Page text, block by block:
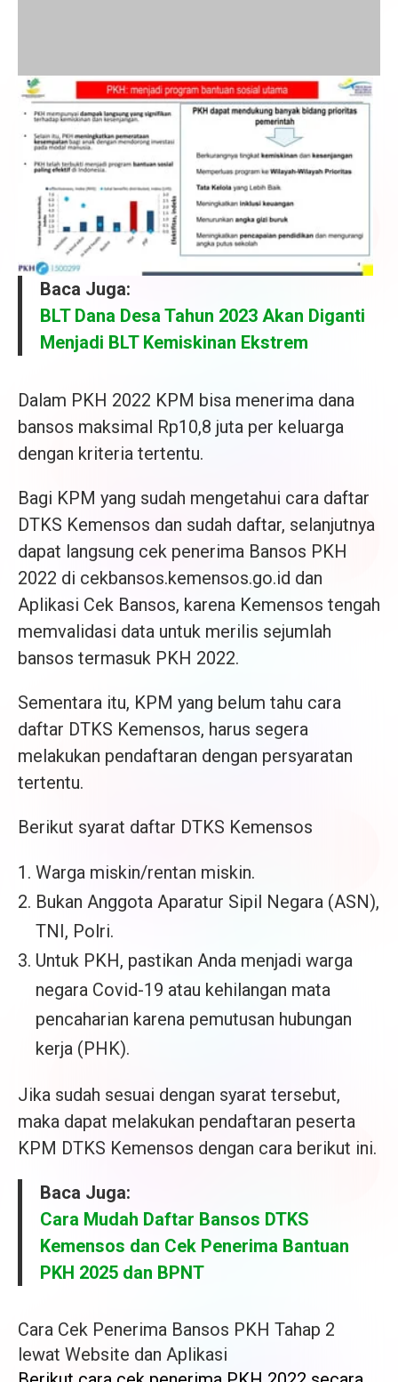
Baca Juga:
BLT Dana Desa Tahun 2023 Akan Diganti
Menjadi BLT Kemiskinan Ekstrem
Dalam PKH 2022 KPM bisa menerima dana
bansos maksimal Rp10,8 juta per keluarga
dengan kriteria tertentu.
Bagi KPM yang sudah mengetahui cara daftar
DTKS Kemensos dan sudah daftar, selanjutnya
dapat langsung cek penerima Bansos PKH
2022 di cekbansos.kemensos.go.id dan
Aplikasi Cek Bansos, karena Kemensos tengah
memvalidasi data untuk merilis sejumlah
bansos termasuk PKH 2022.
Sementara itu, KPM yang belum tahu cara
daftar DTKS Kemensos, harus segera
melakukan pendaftaran dengan persyaratan
tertentu.
Berikut syarat daftar DTKS Kemensos
Warga miskin/rentan miskin.
Bukan Anggota Aparatur Sipil Negara (ASN),
TNI, Polri.
Untuk PKH, pastikan Anda menjadi warga
negara Covid-19 atau kehilangan mata
pencaharian karena pemutusan hubungan
kerja (PHK).
Jika sudah sesuai dengan syarat tersebut,
maka dapat melakukan pendaftaran peserta
KPM DTKS Kemensos dengan cara berikut ini.
Baca Juga:
Cara Mudah Daftar Bansos DTKS
Kemensos dan Cek Penerima Bantuan
PKH 2025 dan BPNT
Cara Cek Penerima Bansos PKH Tahap 2
lewat Website dan Aplikasi